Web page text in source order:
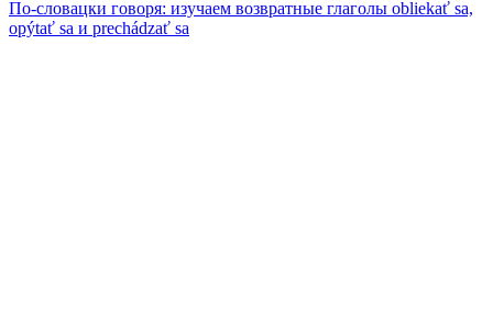
По-словацки говоря: изучаем возвратные глаголы obliekať sa,
opýtať sa и prechádzať sa